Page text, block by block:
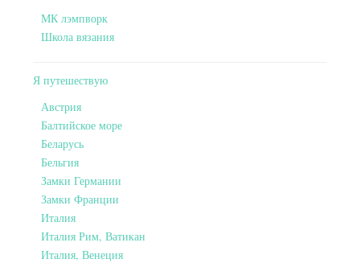
МК лэмпворк
Школа вязания
Я путешествую
Австрия
Балтийское море
Беларусь
Бельгия
Замки Германии
Замки Франции
Италия
Италия Рим, Ватикан
Италия, Венеция